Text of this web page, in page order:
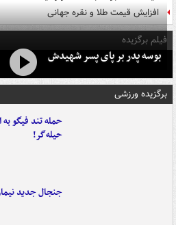
افزایش قیمت طلا و نقره جهانی
فیلم برگزیده
بوسه‌ پدر بر پای پسر شهیدش
برگزیده ورزشی
حمله تند فیگو
حیله‌گر!
جنجال جدید